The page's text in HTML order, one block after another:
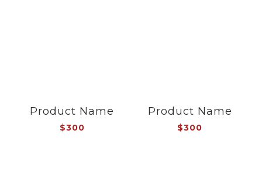
Product Name
$300
Product Name
$300